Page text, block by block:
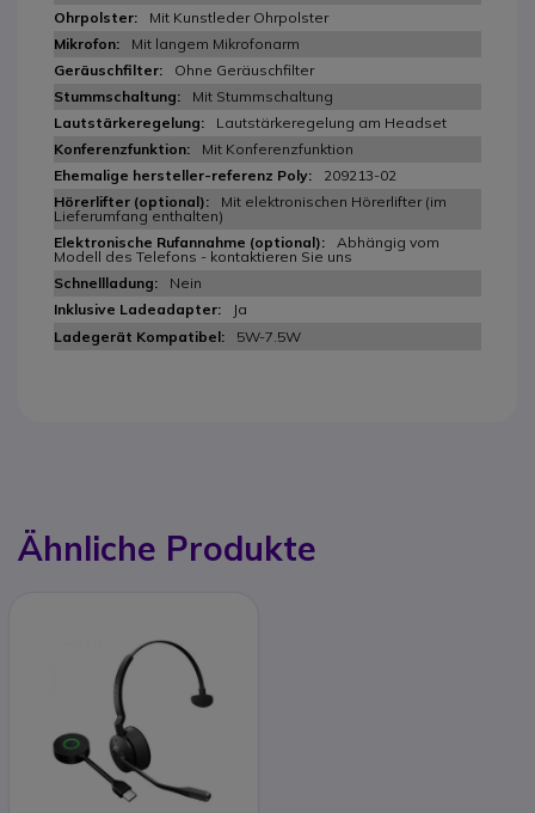
Mit Kunstleder Ohrpolster
Mit langem Mikrofonarm
Ohne Geräuschfilter
Mit Stummschaltung
Lautstärkeregelung am Headset
Mit Konferenzfunktion
209213-02
Mit elektronischen Hörerlifter (im
Lieferumfang enthalten)
Abhängig vom
Modell des Telefons - kontaktieren Sie uns
Nein
Ja
5W-7.5W
Ähnliche Produkte